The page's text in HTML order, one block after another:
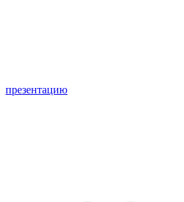
презентацию